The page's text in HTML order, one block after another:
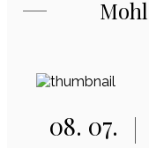
08. 07.